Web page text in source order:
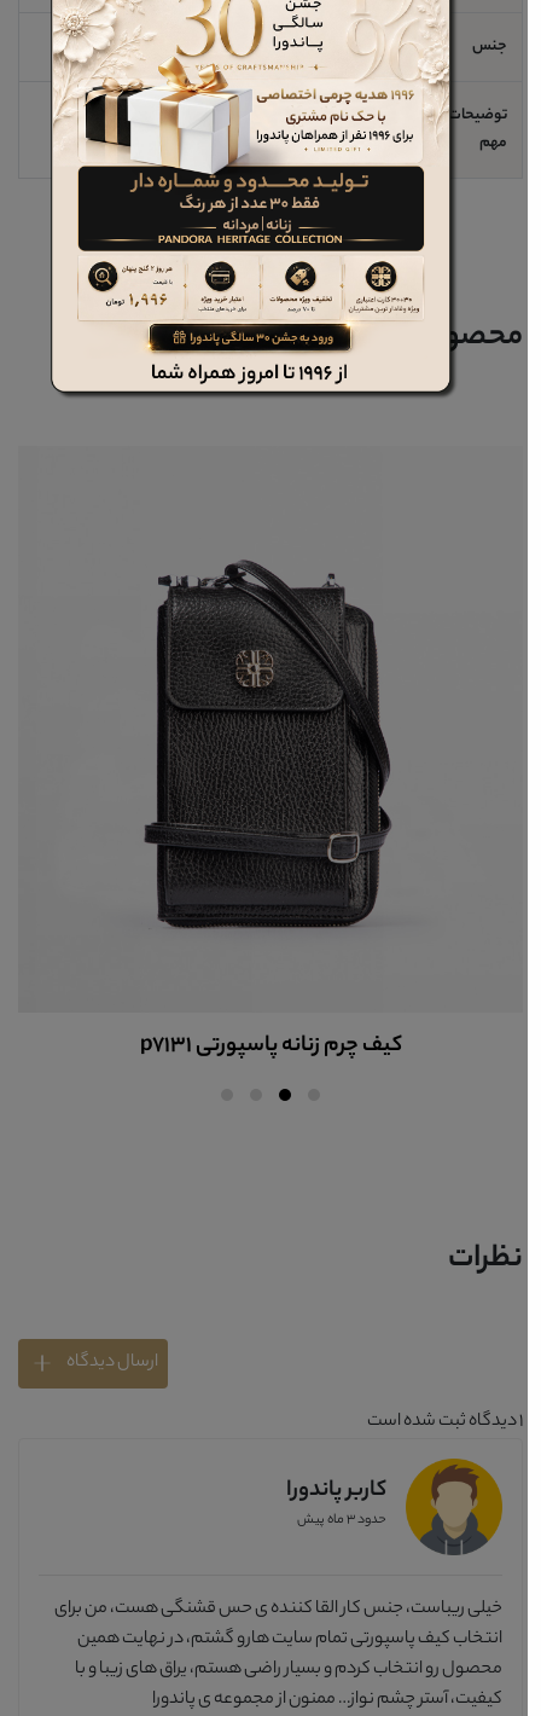
جنس فلوتر
توضیحات
مهم
کیف چرم زنانه کد 9026 قابلیت حمل موبایل ،دارای سه طبله
بسیار سبک و مناسب برای حمل موبایل ،پول،مدارک در سفر
محصولات مرتبط
کیف چرم زنانه کد 9026
نظرات
ارسال دیدگاه
دیدگاه ثبت شده است
کاربر پاندورا
حدود 3 ماه پیش
خیلی ریباست، جنس کار القا کننده ی حس قشنگی هست، من برای
انتخاب کیف پاسپورتی تمام سایت هارو گشتم، در نهایت همین
محصول رو انتخاب کردم و بسیار راضی هستم، یراق های زیبا و با
کیفیت، آستر چشم نواز… ممنون از مجموعه ی پاندورا